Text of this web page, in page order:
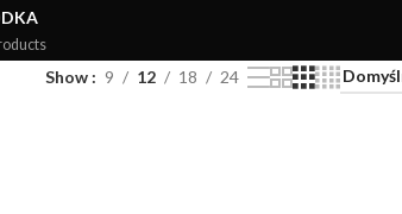
Show 9 12 18 24